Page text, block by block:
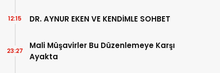
DR. AYNUR EKEN VE KENDİMLE SOHBET
12:15
Mali Müşavirler Bu Düzenlemeye Karşı
Ayakta
23:27